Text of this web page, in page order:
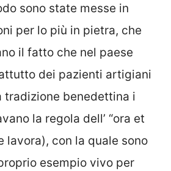
sono state messe in
per lo più in pietra, che
il fatto che nel paese
dei pazienti artigiani
tradizione benedettina i
la regola dell’ “ora et
lavora), con la quale sono
esempio vivo per